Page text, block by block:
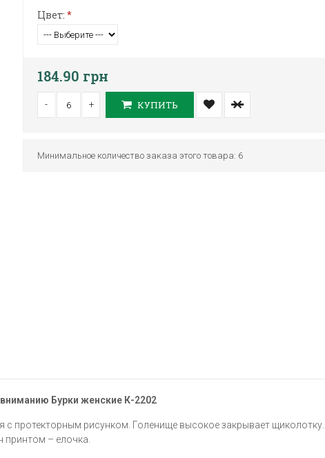
Цвет: *
184.90 грн
- + КУПИТЬ
Минимальное количество заказа этого товара: 6
Бурки женские К-2202
протекторным рисунком. Голенище высокое закрывает щиколотку.
принтом – елочка.